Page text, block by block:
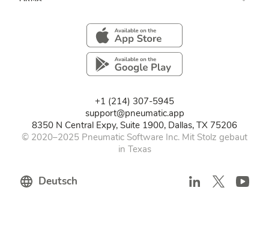
Deutsch
+1 (214) 307-5945
support@pneumatic.app
8350 N Central Expy, Suite 1900, Dallas, TX 75206
© 2020–2025 Pneumatic Software Inc. Mit Stolz gebaut
in Texas